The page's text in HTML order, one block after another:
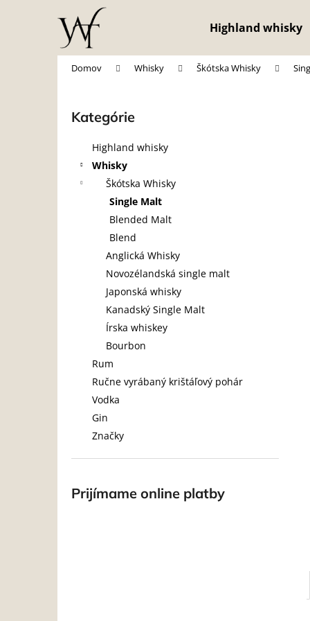
Highland whisky
Domov Whisky Škótska Whisky
Preskočiť
kategórie
Kategórie
Highland whisky
Whisky
Škótska Whisky
Single Malt
Blended Malt
Blend
Anglická Whisky
Novozélandská single malt
Japonská whisky
Kanadský Single Malt
Írska whiskey
Bourbon
Rum
Ručne vyrábaný krištáľový pohár
Vodka
Gin
Značky
Prijímame online platby
Späť
Späť